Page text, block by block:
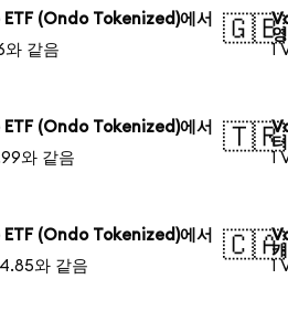
(Ondo Tokenized)에서
와 같음
🇬🇧
1
(Ondo Tokenized)에서
와 같음
🇹🇷
1
(Ondo Tokenized)에서
와 같음
🇨🇦
1